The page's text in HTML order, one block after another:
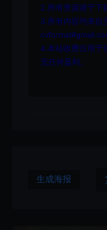
2.所有资源请于下
3.所有内容均来自
4.本站收费仅用于
无任何盈利。
生成海报